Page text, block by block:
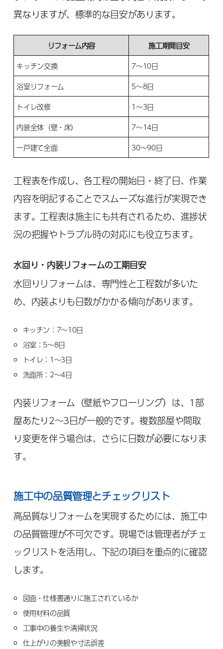
異なりますが、標準的な目安があります。
リフォーム内容
施工期間目安
キッチン交換
7〜10日
浴室リフォーム
5〜8日
トイレ改修
1〜3日
内装全体（壁・床）
7〜14日
一戸建て全面
30〜90日
工程表を作成し、各工程の開始日・終了日、作業
内容を明記することでスムーズな進行が実現でき
ます。工程表は施主にも共有されるため、進捗状
況の把握やトラブル時の対応にも役立ちます。
水回り・内装リフォームの工期目安
水回りリフォームは、専門性と工程数が多いた
め、内装よりも日数がかかる傾向があります。
キッチン：7〜10日
浴室：5〜8日
トイレ：1〜3日
洗面所：2〜4日
内装リフォーム（壁紙やフローリング）は、1部
屋あたり2〜3日が一般的です。複数部屋や間取
り変更を伴う場合は、さらに日数が必要になりま
す。
施工中の品質管理とチェックリスト
高品質なリフォームを実現するためには、施工中
の品質管理が不可欠です。現場では管理者がチェ
ックリストを活用し、下記の項目を重点的に確認
します。
図面・仕様書通りに施工されているか
使用材料の品質
工事中の養生や清掃状況
仕上がりの美観や寸法誤差